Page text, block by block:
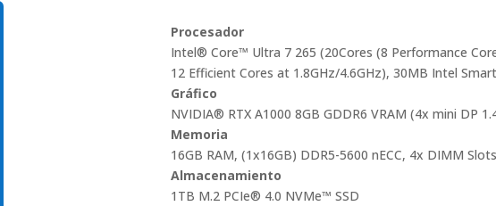
Procesador
Intel® Core™ Ultra 7 265 (20Cores (8 Performance
12 Efficient Cores at 1.8GHz/4.6GHz), 30MB Intel
Gráfico
NVIDIA® RTX A1000 8GB GDDR6 VRAM (4x mini DP
Memoria
16GB RAM, (1x16GB) DDR5-5600 nECC, 4x DIMM
Almacenamiento
1TB M.2 PCIe® 4.0 NVMe™ SSD